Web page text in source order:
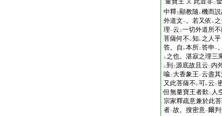
二
中釋三顯教隨 レ機而
外道文一。若又依 レ
理一云 二一切外道所
菩薩何不 レ知 レ之人乎
答。自 レ本所二答申 一
レ之也。湛寂之理三
レ到 三源底故且云 二 内
喩二 大香象王一云盡
又此菩薩不 レ可レ云 二
但無量寶王者歎 二 人
宗家釋疏意兼於此
者一故。搜密意一爾